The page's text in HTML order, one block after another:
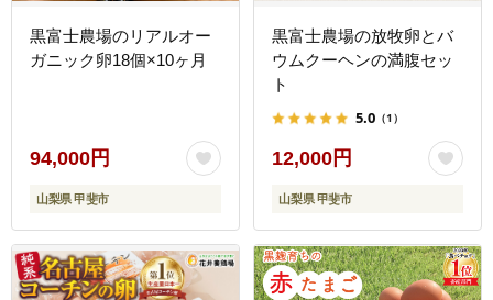
黒富士農場のリアルオー
ガニック卵18個×10ヶ月
94,000円
山梨県 甲斐市
黒富士農場の放牧卵とバ
ウムクーヘンの満腹セッ
ト
5.0 （1）
12,000円
山梨県 甲斐市